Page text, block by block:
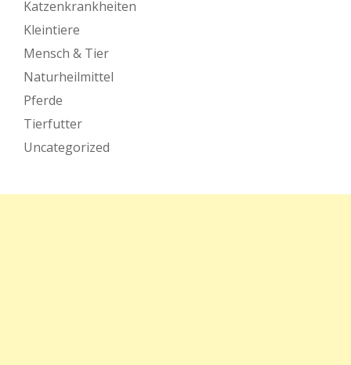
Katzenkrankheiten
Kleintiere
Mensch & Tier
Naturheilmittel
Pferde
Tierfutter
Uncategorized